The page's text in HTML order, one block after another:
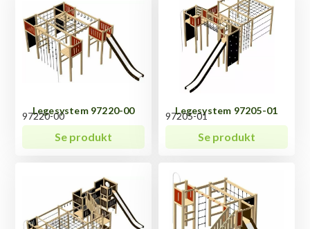
Legesystem 97220-00
97220-00
Se produkt
Legesystem 97205-01
97205-01
Se produkt